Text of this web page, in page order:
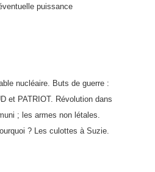
puissance
nucléaire. Buts de guerre :
et PATRIOT. Révolution dans
; les armes non létales.
? Les culottes à Suzie.